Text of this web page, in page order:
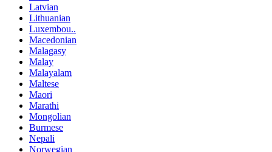
Latvian
Lithuanian
Luxembou..
Macedonian
Malagasy
Malay
Malayalam
Maltese
Maori
Marathi
Mongolian
Burmese
Nepali
Norwegian